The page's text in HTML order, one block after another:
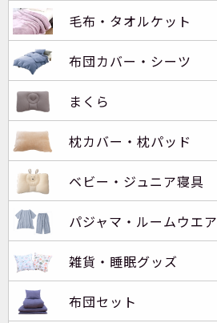
毛布・タオルケット
布団カバー・シーツ
まくら
枕カバー・枕パッド
ベビー・ジュニア寝具
パジャマ・ルームウエア
雑貨・睡眠グッズ
布団セット